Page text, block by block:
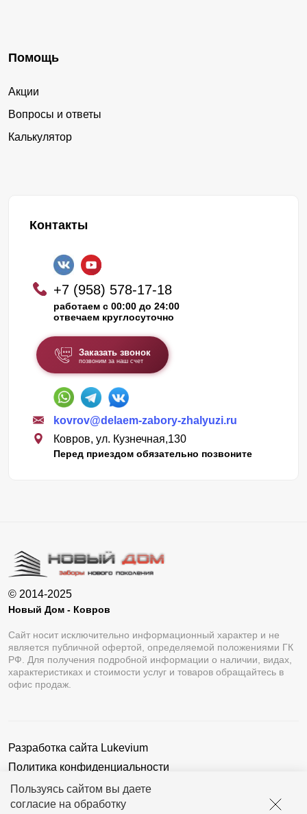
Пользуясь сайтом вы даете
согласие на обработку
Помощь
Акции
Вопросы и ответы
Калькулятор
Контакты
+7 (958) 578-17-18
работаем с 00:00 до 24:00
отвечаем круглосуточно
Заказать звонок
позвоним за наш счет
kovrov@delaem-zabory-zhalyuzi.ru
Ковров, ул. Кузнечная,130
Перед приездом обязательно позвоните
© 2014-2025
Новый Дом - Ковров
Сайт носит исключительно информационный характер и не
является публичной офертой, определяемой положениями ГК
РФ. Для получения подробной информации о наличии, видах,
характеристиках и стоимости услуг и товаров обращайтесь в
офис продаж.
Разработка сайта Lukevium
Политика конфиденциальности
Пользовательское соглашение